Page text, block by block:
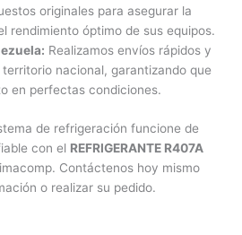
originales para asegurar la
rendimiento óptimo de sus equipos.
Realizamos envíos rápidos y
nacional, garantizando que
en perfectas condiciones.
de refrigeración funcione de
con el REFRIGERANTE R407A
Contáctenos hoy mismo
o realizar su pedido.